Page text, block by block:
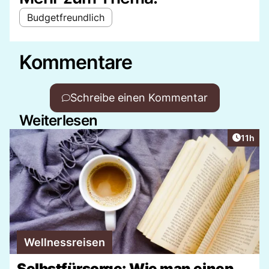
Budgetfreundlich
Kommentare
Schreibe einen Kommentar
Weiterlesen
11h
Wellnessreisen